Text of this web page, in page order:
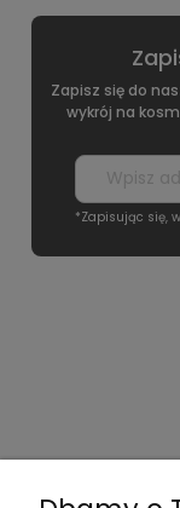
Zapisz się do
wykrój na
*Zapisując się,